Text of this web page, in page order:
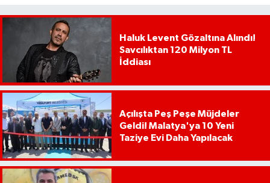
Haluk Levent Gözaltına Alındı!
Savcılıktan 120 Milyon TL
İddiası
Açılışta Peş Peşe Müjdeler
Geldi! Malatya'ya 10 Yeni
Taziye Evi Daha Yapılacak